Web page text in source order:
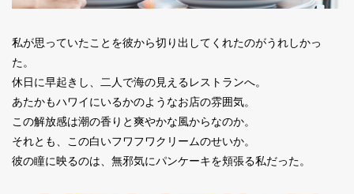
私が思っていたことを彼から切り出してくれたのがうれしかっ
た。
休日に早起きし、二人で海の見えるレストランへ。
あたかもハワイにいるかのようなお店の雰囲気。
この解放感は潮の香りと爽やかな風からなのか。
それとも、この白いフワフワクリームのせいか。
彼の瞳に映るのは、無邪気にパンケーキを頬張る私だった。